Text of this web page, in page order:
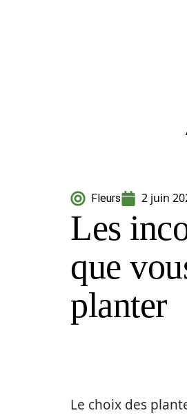
Fleurs 2 juin
Les
que
planter
Le choix des